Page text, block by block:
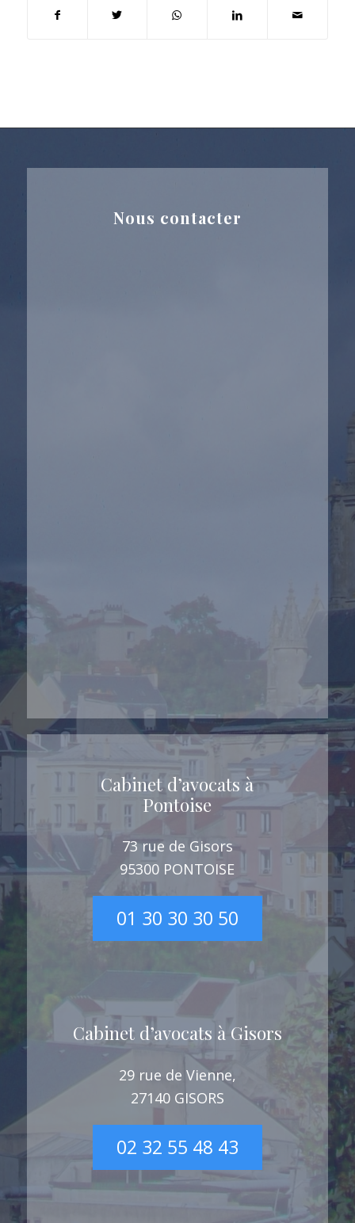
Nous contacter
Cabinet d’avocats à
Pontoise
73 rue de Gisors
95300 PONTOISE
01 30 30 30 50
Cabinet d’avocats à Gisors
29 rue de Vienne,
27140 GISORS
02 32 55 48 43